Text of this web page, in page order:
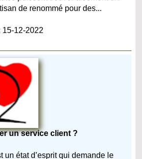
de renommé pour des...
15-12-2022
un service client ?
un état d’esprit qui demande le